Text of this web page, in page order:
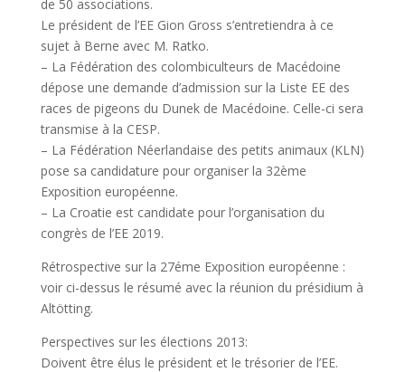
de 50 associations.
Le président de l’EE Gion Gross s’entretiendra à ce
sujet à Berne avec M. Ratko.
– La Fédération des colombiculteurs de Macédoine
dépose une demande d’admission sur la Liste EE des
races de pigeons du Dunek de Macédoine. Celle-ci sera
transmise à la CESP.
– La Fédération Néerlandaise des petits animaux (KLN)
pose sa candidature pour organiser la 32ème
Exposition européenne.
– La Croatie est candidate pour l’organisation du
congrès de l’EE 2019.
Rétrospective sur la 27éme Exposition européenne :
voir ci-dessus le résumé avec la réunion du présidium à
Altötting.
Perspectives sur les élections 2013:
Doivent être élus le président et le trésorier de l’EE.